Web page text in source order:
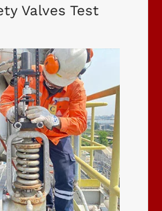
Valves Test